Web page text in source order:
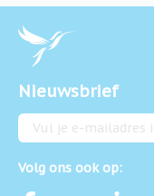
Nieuwsbrief
E-mailadres
Volg ons ook op: